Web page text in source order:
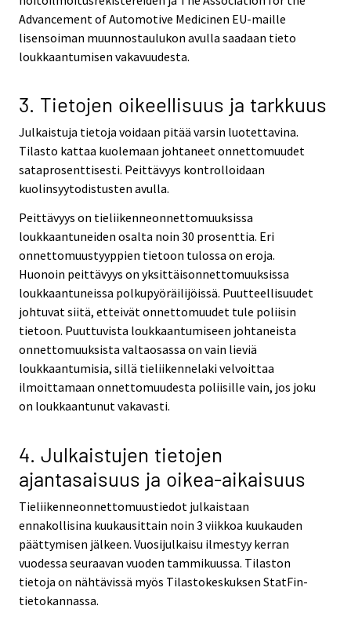
Advancement of Automotive Medicinen EU-maille
lisensoiman muunnostaulukon avulla saadaan tieto
loukkaantumisen vakavuudesta.
3. Tietojen oikeellisuus ja tarkkuus
Julkaistuja tietoja voidaan pitää varsin luotettavina.
Tilasto kattaa kuolemaan johtaneet onnettomuudet
sataprosenttisesti. Peittävyys kontrolloidaan
kuolinsyytodistusten avulla.
Peittävyys on tieliikenneonnettomuuksissa
loukkaantuneiden osalta noin 30 prosenttia. Eri
onnettomuustyyppien tietoon tulossa on eroja.
Huonoin peittävyys on yksittäisonnettomuuksissa
loukkaantuneissa polkupyöräilijöissä. Puutteellisuudet
johtuvat siitä, etteivät onnettomuudet tule poliisin
tietoon. Puuttuvista loukkaantumiseen johtaneista
onnettomuuksista valtaosassa on vain lieviä
loukkaantumisia, sillä tieliikennelaki velvoittaa
ilmoittamaan onnettomuudesta poliisille vain, jos joku
on loukkaantunut vakavasti.
4. Julkaistujen tietojen
ajantasaisuus ja oikea-aikaisuus
Tieliikenneonnettomuustiedot julkaistaan
ennakollisina kuukausittain noin 3 viikkoa kuukauden
päättymisen jälkeen. Vuosijulkaisu ilmestyy kerran
vuodessa seuraavan vuoden tammikuussa. Tilaston
tietoja on nähtävissä myös Tilastokeskuksen StatFin-
tietokannassa.